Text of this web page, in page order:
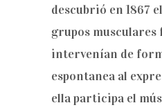
descubrió en 1867
grupos musculares
intervenían de
espontanea al
ella participa el